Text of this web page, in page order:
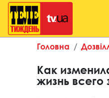
Головна
Как
жизнь всего